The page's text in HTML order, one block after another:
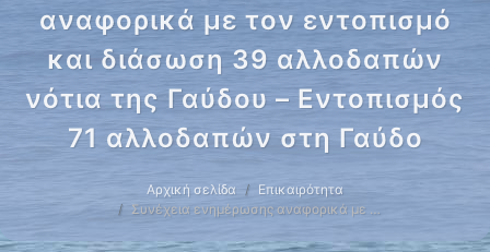
αναφορικά με τον εντοπισμό
και διάσωση 39 αλλοδαπών
νότια της Γαύδου – Εντοπισμός
71 αλλοδαπών στη Γαύδο
Αρχική σελίδα
Επικαιρότητα
Συνέχεια ενημέρωσης αναφορικά με …